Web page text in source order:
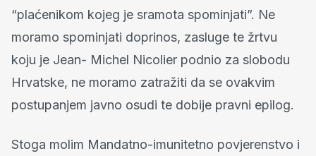
“plaćenikom kojeg je sramota spominjati”. Ne
moramo spominjati doprinos, zasluge te žrtvu
koju je Jean- Michel Nicolier podnio za slobodu
Hrvatske, ne moramo zatražiti da se ovakvim
postupanjem javno osudi te dobije pravni epilog.
Stoga molim Mandatno-imunitetno povjerenstvo i